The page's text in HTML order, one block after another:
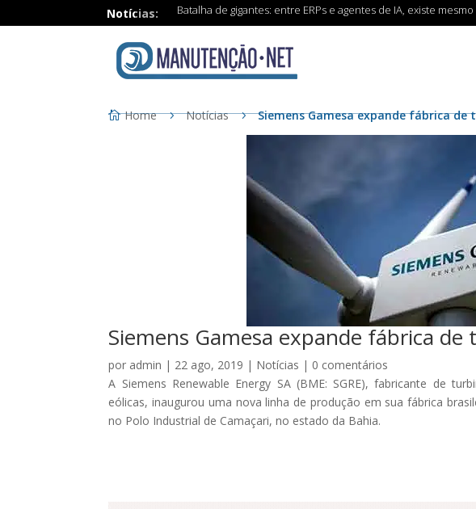
Notícias: Batalha de gigantes: entre ERPs e agentes de IA, existe
Home Notícias Siemens Gamesa expande fábrica de
Siemens Gamesa expande fábrica de
por admin | 22 ago, 2019 | Notícias | 0 comentários
A Siemens Renewable Energy SA (BME: SGRE), fabricante de
eólicas, inaugurou uma nova linha de produção em sua fábrica
no Polo Industrial de Camaçari, no estado da Bahia.